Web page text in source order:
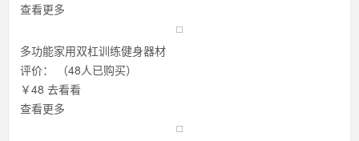
查看更多
多功能家用双杠训练健身器材
评价：
（48人已购买）
￥48 去看看
查看更多